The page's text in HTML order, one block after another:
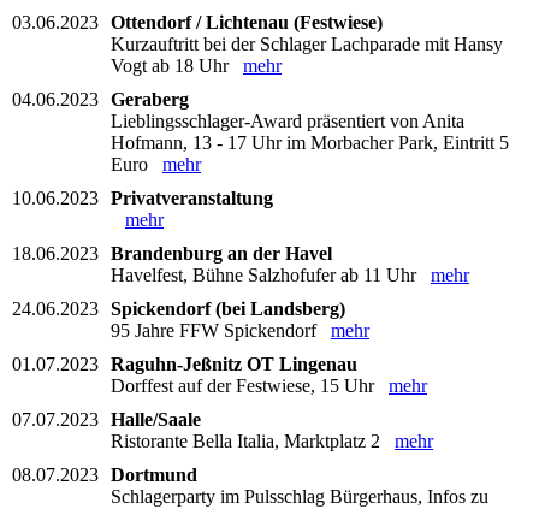
03.06.2023 Ottendorf / Lichtenau (Festwiese)
Kurzauftritt bei der Schlager Lachparade mit Hansy
Vogt ab 18 Uhr mehr
04.06.2023 Geraberg
Lieblingsschlager-Award präsentiert von Anita
Hofmann, 13 - 17 Uhr im Morbacher Park, Eintritt 5
Euro mehr
10.06.2023 Privatveranstaltung
mehr
18.06.2023 Brandenburg an der Havel
Havelfest, Bühne Salzhofufer ab 11 Uhr mehr
24.06.2023 Spickendorf (bei Landsberg)
95 Jahre FFW Spickendorf mehr
01.07.2023 Raguhn-Jeßnitz OT Lingenau
Dorffest auf der Festwiese, 15 Uhr mehr
07.07.2023 Halle/Saale
Ristorante Bella Italia, Marktplatz 2 mehr
08.07.2023 Dortmund
Schlagerparty im Pulsschlag Bürgerhaus, Infos zu